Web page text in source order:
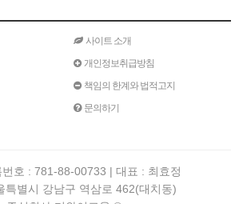
사이트 소개
개인정보취급방침
책임의 한계와 법적고지
문의하기
번호 : 781-88-00733 | 대표 : 최효정
특별시 강남구 역삼로 462(대치동)